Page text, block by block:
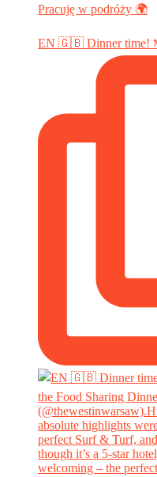
Pracuję w podróży 🌍
EN 🇬🇧 Dinner time! 🍽️